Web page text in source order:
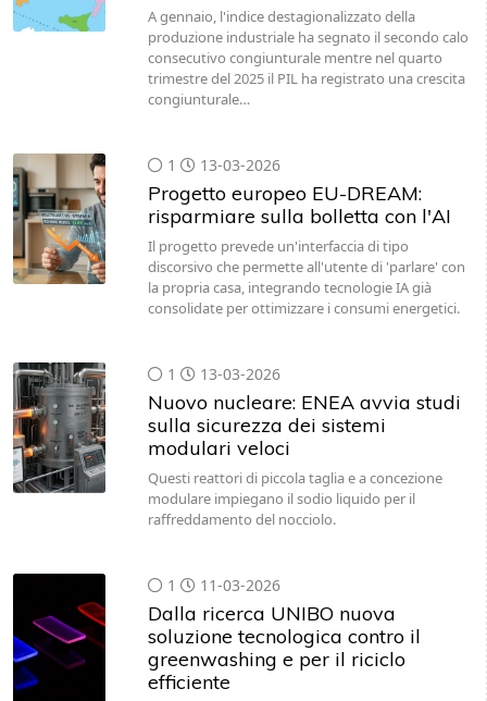
A gennaio, l'indice destagionalizzato della
produzione industriale ha segnato il secondo calo
consecutivo congiunturale mentre nel quarto
trimestre del 2025 il PIL ha registrato una crescita
congiunturale…
1 13-03-2026
Progetto europeo EU-DREAM:
risparmiare sulla bolletta con l'AI
Il progetto prevede un'interfaccia di tipo
discorsivo che permette all'utente di 'parlare' con
la propria casa, integrando tecnologie IA già
consolidate per ottimizzare i consumi energetici.
1 13-03-2026
Nuovo nucleare: ENEA avvia studi
sulla sicurezza dei sistemi
modulari veloci
Questi reattori di piccola taglia e a concezione
modulare impiegano il sodio liquido per il
raffreddamento del nocciolo.
1 11-03-2026
Dalla ricerca UNIBO nuova
soluzione tecnologica contro il
greenwashing e per il riciclo
efficiente